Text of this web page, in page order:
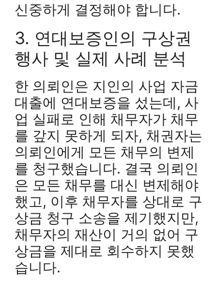
신중하게 결정해야 합니다.
3. 연대보증인의 구상권
행사 및 실제 사례 분석
한 의뢰인은 지인의 사업 자금
대출에 연대보증을 섰는데, 사
업 실패로 인해 채무자가 채무
를 갚지 못하게 되자, 채권자는
의뢰인에게 모든 채무의 변제
를 청구했습니다. 결국 의뢰인
은 모든 채무를 대신 변제해야
했고, 이후 채무자를 상대로 구
상금 청구 소송을 제기했지만,
채무자의 재산이 거의 없어 구
상금을 제대로 회수하지 못했
습니다.